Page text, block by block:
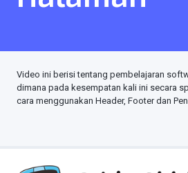
Video ini berisi tentang pembelajaran
dimana pada kesempatan kali ini secara
cara menggunakan Header, Footer dan